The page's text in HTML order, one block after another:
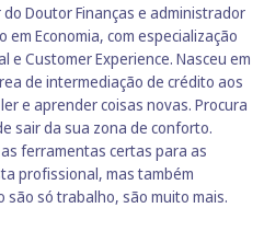
Doutor Finanças e administrador
Economia, com especialização
e Customer Experience. Nasceu em
de intermediação de crédito aos
e aprender coisas novas. Procura
sair da sua zona de conforto.
ferramentas certas para as
profissional, mas também
só trabalho, são muito mais.